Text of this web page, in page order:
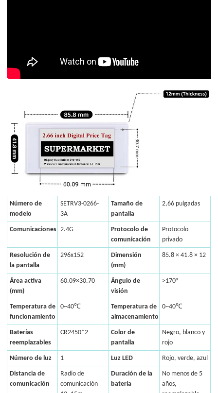
Número de
modelo
SETRV3-0266-
3A
Tamaño de
pantalla
2,66 pulgadas
Comunicaciones 2.4G
Protocolo de
comunicación
Protocolo
privado
Resolución de
la pantalla
296x152
Dimensión
(mm)
85.8 × 41.8 × 12
Área activa
(mm)
60.09×30.70
Ángulo de
visión
>170°
Temperatura de
funcionamiento
0~40℃
Temperatura de
almacenamiento
0~40℃
Baterías
reemplazables
CR2450*2
Color de
pantalla
Negro, blanco y
rojo
Número de luz 1 Luz LED Rojo, verde, azul
Distancia de
comunicación
Radio de
comunicación
Duración de la
batería
No menos de 5
años,